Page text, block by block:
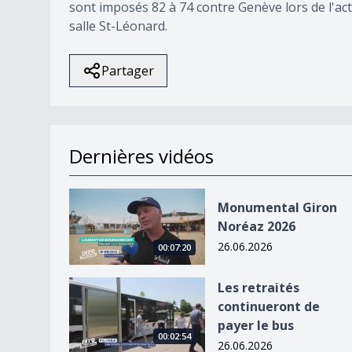
sont imposés 82 à 74 contre Genève lors de
salle St-Léonard.
Partager
Dernières vidéos
Monumental Giron Noréaz 2026
00:07:20
Monumental Giron
Noréaz 2026
26.06.2026
Les retraités continueront de payer le bus
00:02:54
Les retraités
continueront de
payer le bus
26.06.2026